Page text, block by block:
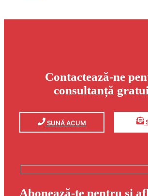
Contactează-ne
consultanță
SUNĂ ACUM
Abonează-te pentru și